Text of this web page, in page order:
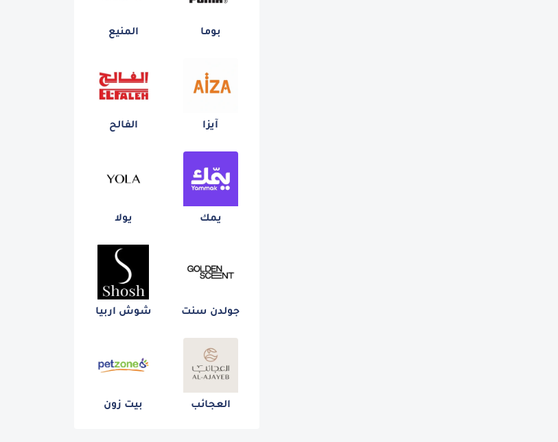
بوما المنيع
آيزا الفالح
يمك يولا
جولدن سنت شوش اربيا
العجائب بيت زون